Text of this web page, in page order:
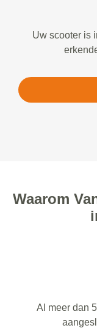
Uw scooter is
Waarom
Al meer dan